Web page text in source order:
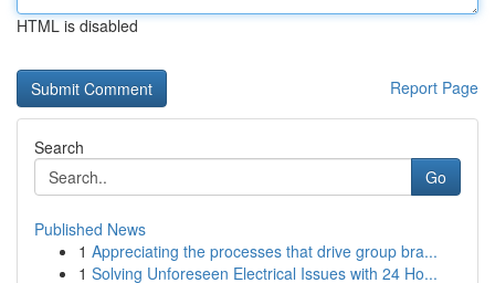
HTML is disabled
Report Page
Search
Go
Published News
1 Appreciating the processes that drive group bra...
1 Solving Unforeseen Electrical Issues with 24 Ho...